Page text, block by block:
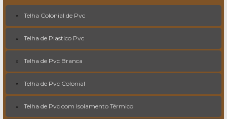
Telha Colonial de Pvc
Telha de Plastico Pvc
Telha de Pvc Branca
Telha de Pvc Colonial
Telha de Pvc com Isolamento Térmico